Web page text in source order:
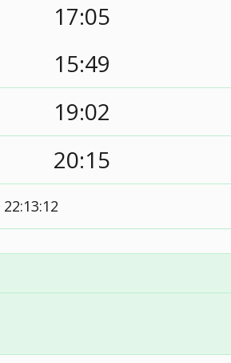
17:05
15:49
19:02
20:15
22:13:13